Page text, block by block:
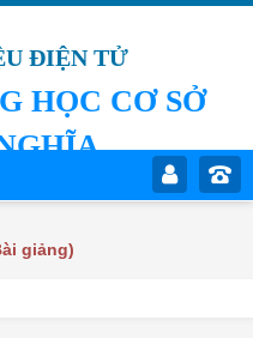
ĐIỆN TỬ
HỌC CƠ SỞ
giảng)